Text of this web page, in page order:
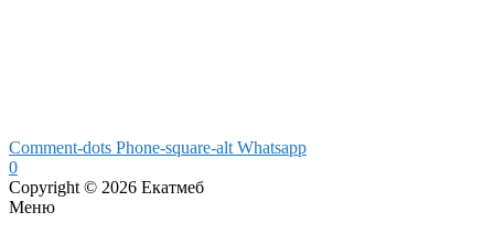
Comment-dots Phone-square-alt Whatsapp
0
Copyright © 2026 Екатмеб
Меню